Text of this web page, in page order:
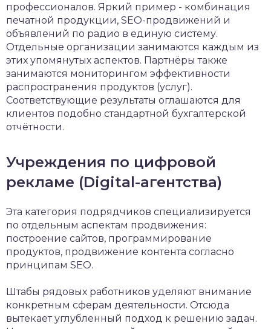
профессионалов. Яркий пример - комбинация
печатной продукции, SEO-продвижений и
объявлений по радио в единую систему.
Отдельные организации занимаются каждым из
этих упомянутых аспектов. Партнёры также
занимаются мониторингом эффективности
распространения продуктов (услуг).
Соответствующие результаты оглашаются для
клиентов подобно стандартной бухгалтерской
отчётности.
Учреждения по цифровой
рекламе (Digital-агентства)
Эта категория подрядчиков специализируется
по отдельным аспектам продвижения:
построение сайтов, программирование
продуктов, продвижение контента согласно
принципам SEO.
Штабы рядовых работников уделяют внимание
конкретным сферам деятельности. Отсюда
вытекает углубленный подход к решению задач.